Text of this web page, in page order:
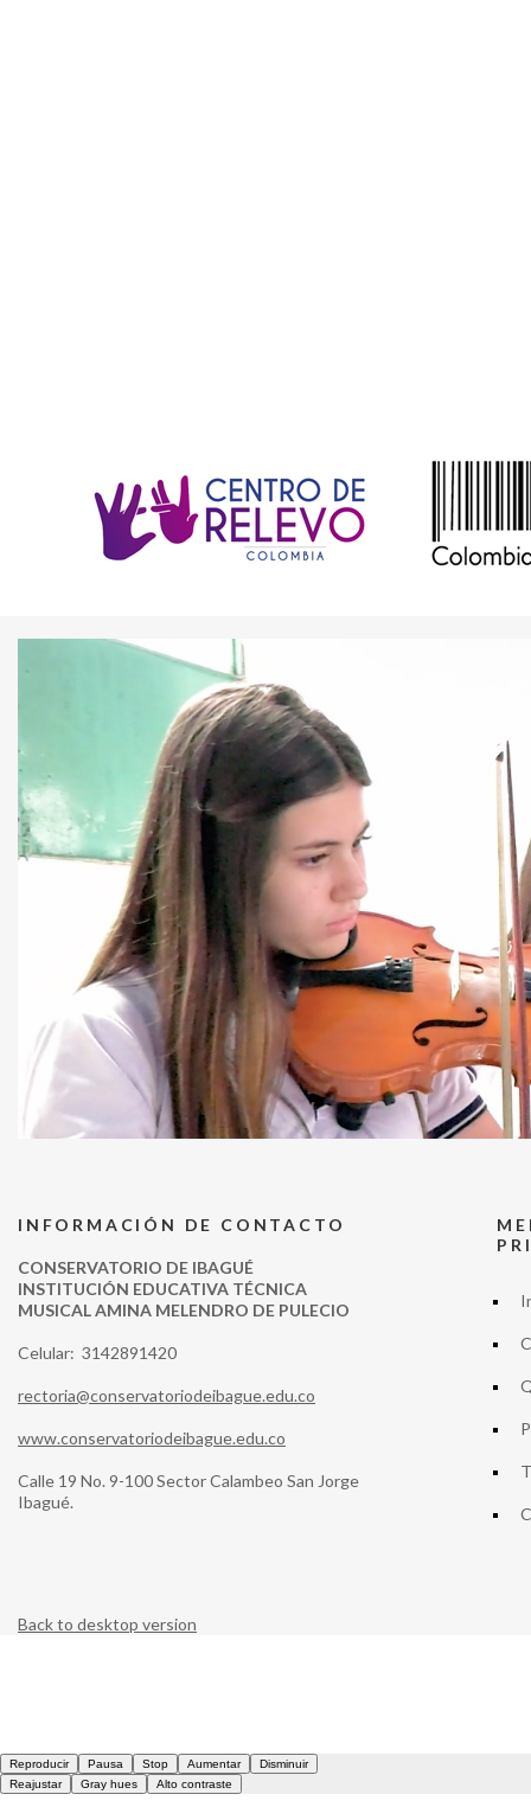
INFORMACIÓN DE CONTACTO
CONSERVATORIO DE IBAGUÉ
INSTITUCIÓN EDUCATIVA TÉCNICA
MUSICAL AMINA MELENDRO DE PULECIO
Celular: 3142891420
rectoria@conservatoriodeibague.edu.co
www.conservatoriodeibague.edu.co
Calle 19 No. 9-100 Sector Calambeo San Jorge
Ibagué.
Back to desktop version